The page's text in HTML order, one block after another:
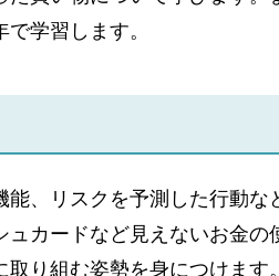
学習します。
、リスクを予測した行動
カードなど見えないお金
り組む姿勢を身につけま